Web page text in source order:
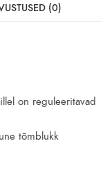
(0)
on reguleeritavad
tõmblukk